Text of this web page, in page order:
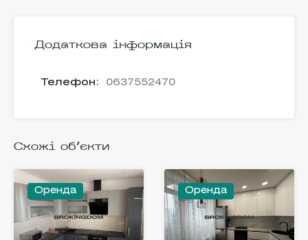
Додаткова інформація
Телефон: 0637552470
Схожі об'єкти
Оренда Оренда